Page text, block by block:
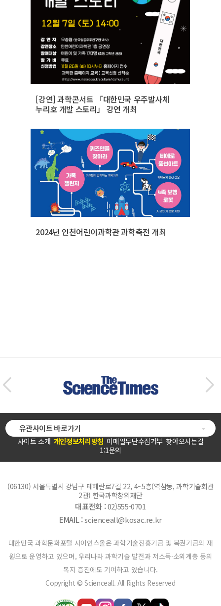
[강연] 과학콘서트 「대한민국 우주발사체
누리호 개발 스토리」 강연 개최
2024년 인천어린이과학관 과학축전 개최
사이트 소개 개인정보처리방침 이메일무단수집거부 찾아오시는길
1:1문의
유관사이트 바로가기
(06130) 서울특별시 강남구 테헤란로7길 22, 4~5층(역삼동, 과학기술회관
2관) 한국과학창의재단
대표전화 :02)555-0701
EMAIL :scienceall@kosac.re.kr
대한민국 과학문화포털 사이언스올은 과학기술진흥기금 및 복권기금의 재
원으로 운영하고 있으며, 우리나라 과학기술 발전과 저소득·소외계층 등의
복지 증진에도 기여하고 있습니다.
Copyright © Scienceall. All Rights Reserved